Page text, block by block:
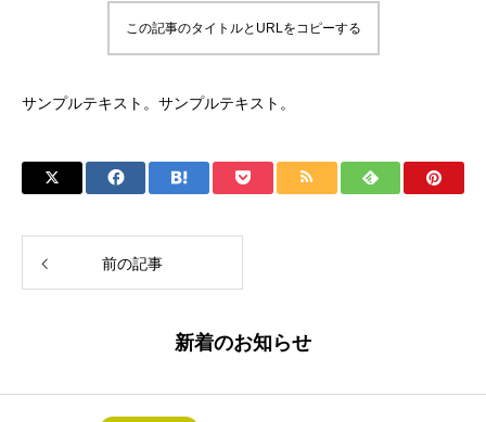
この記事のタイトルとURLをコピーする
サンプルテキスト。サンプルテキスト。
前の記事
新着のお知らせ